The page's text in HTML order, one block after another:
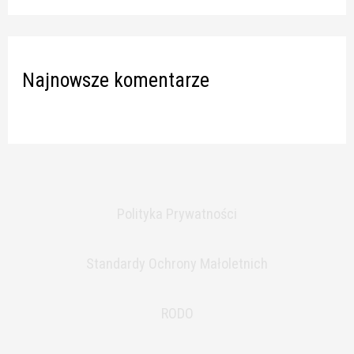
Najnowsze komentarze